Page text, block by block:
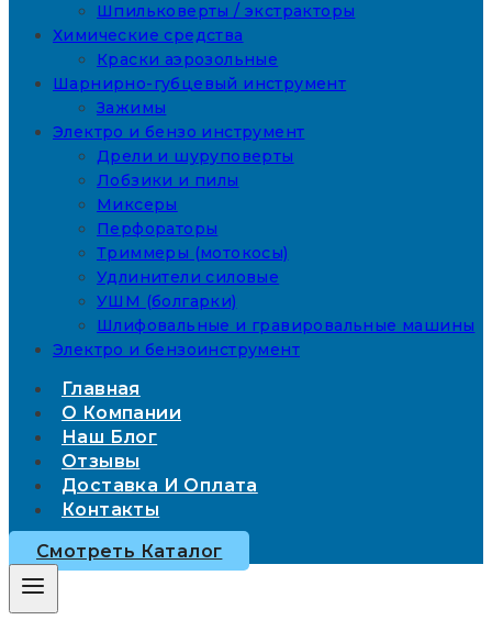
Шпильковерты / экстракторы
Химические средства
Краски аэрозольные
Шарнирно-губцевый инструмент
Зажимы
Электро и бензо инструмент
Дрели и шуруповерты
Лобзики и пилы
Миксеры
Перфораторы
Триммеры (мотокосы)
Удлинители силовые
УШМ (болгарки)
Шлифовальные и гравировальные машины
Электро и бензоинструмент
Главная
О Компании
Наш Блог
Отзывы
Доставка И Оплата
Контакты
Смотреть Каталог